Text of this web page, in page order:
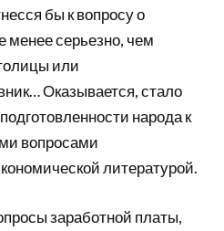
бы к вопросу о
менее серьезно, чем
или
Оказывается, стало
народа к
вопросами
литературой.
заработной платы,